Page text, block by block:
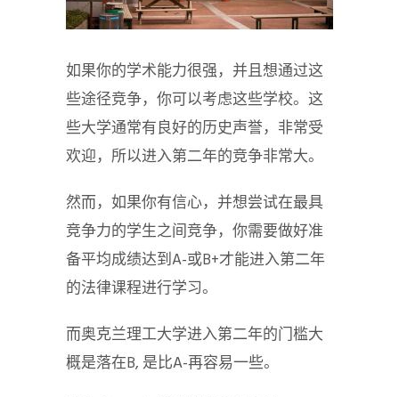
如果你的学术能力很强，并且想通过这
些途径竞争，你可以考虑这些学校。这
些大学通常有良好的历史声誉，非常受
欢迎，所以进入第二年的竞争非常大。
然而，如果你有信心，并想尝试在最具
竞争力的学生之间竞争，你需要做好准
备平均成绩达到A-或B+才能进入第二年
的法律课程进行学习。
而奥克兰理工大学进入第二年的门槛大
概是落在B, 是比A-再容易一些。